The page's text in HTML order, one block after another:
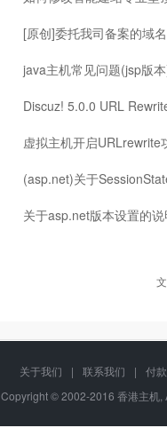
[原创]委托我司备案的域
java主机常见问题(jsp版
Discuz! 5.0.0 URL
虚拟主机开启URLrewrite
(asp.net)关于
关于asp.net版本设置的
关于我们 | 联系我们 |
付
Copyright © 2002-2016 香港主